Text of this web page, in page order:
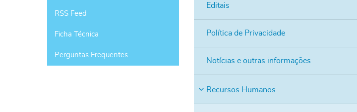
RSS Feed
Ficha Técnica
Perguntas Frequentes
Editais
Política de Privacidade
Notícias e outras informações
Recursos Humanos